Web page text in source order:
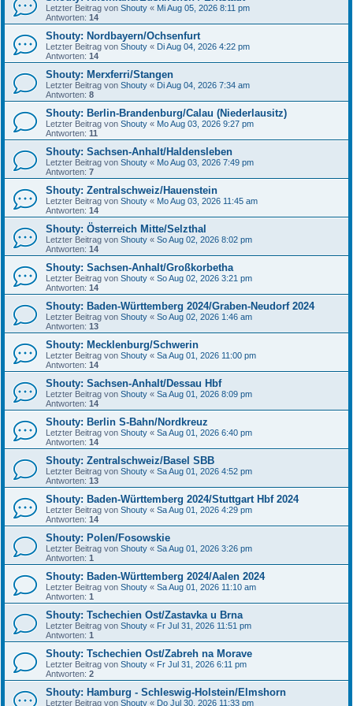
Letzter Beitrag von Shouty « Mi Aug 05, 2026 8:11 pm
Antworten: 14
Shouty: Nordbayern/Ochsenfurt
Letzter Beitrag von Shouty « Di Aug 04, 2026 4:22 pm
Antworten: 14
Shouty: Merxferri/Stangen
Letzter Beitrag von Shouty « Di Aug 04, 2026 7:34 am
Antworten: 8
Shouty: Berlin-Brandenburg/Calau (Niederlausitz)
Letzter Beitrag von Shouty « Mo Aug 03, 2026 9:27 pm
Antworten: 11
Shouty: Sachsen-Anhalt/Haldensleben
Letzter Beitrag von Shouty « Mo Aug 03, 2026 7:49 pm
Antworten: 7
Shouty: Zentralschweiz/Hauenstein
Letzter Beitrag von Shouty « Mo Aug 03, 2026 11:45 am
Antworten: 14
Shouty: Österreich Mitte/Selzthal
Letzter Beitrag von Shouty « So Aug 02, 2026 8:02 pm
Antworten: 14
Shouty: Sachsen-Anhalt/Großkorbetha
Letzter Beitrag von Shouty « So Aug 02, 2026 3:21 pm
Antworten: 14
Shouty: Baden-Württemberg 2024/Graben-Neudorf 2024
Letzter Beitrag von Shouty « So Aug 02, 2026 1:46 am
Antworten: 13
Shouty: Mecklenburg/Schwerin
Letzter Beitrag von Shouty « Sa Aug 01, 2026 11:00 pm
Antworten: 14
Shouty: Sachsen-Anhalt/Dessau Hbf
Letzter Beitrag von Shouty « Sa Aug 01, 2026 8:09 pm
Antworten: 14
Shouty: Berlin S-Bahn/Nordkreuz
Letzter Beitrag von Shouty « Sa Aug 01, 2026 6:40 pm
Antworten: 14
Shouty: Zentralschweiz/Basel SBB
Letzter Beitrag von Shouty « Sa Aug 01, 2026 4:52 pm
Antworten: 13
Shouty: Baden-Württemberg 2024/Stuttgart Hbf 2024
Letzter Beitrag von Shouty « Sa Aug 01, 2026 4:29 pm
Antworten: 14
Shouty: Polen/Fosowskie
Letzter Beitrag von Shouty « Sa Aug 01, 2026 3:26 pm
Antworten: 1
Shouty: Baden-Württemberg 2024/Aalen 2024
Letzter Beitrag von Shouty « Sa Aug 01, 2026 11:10 am
Antworten: 1
Shouty: Tschechien Ost/Zastavka u Brna
Letzter Beitrag von Shouty « Fr Jul 31, 2026 11:51 pm
Antworten: 1
Shouty: Tschechien Ost/Zabreh na Morave
Letzter Beitrag von Shouty « Fr Jul 31, 2026 6:11 pm
Antworten: 2
Shouty: Hamburg - Schleswig-Holstein/Elmshorn
Letzter Beitrag von Shouty « Do Jul 30, 2026 11:33 pm